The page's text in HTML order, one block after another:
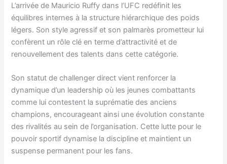
L’arrivée de Mauricio Ruffy dans l’UFC redéfinit les
équilibres internes à la structure hiérarchique des poids
légers. Son style agressif et son palmarès prometteur lui
confèrent un rôle clé en terme d’attractivité et de
renouvellement des talents dans cette catégorie.
Son statut de challenger direct vient renforcer la
dynamique d’un leadership où les jeunes combattants
comme lui contestent la suprématie des anciens
champions, encourageant ainsi une évolution constante
des rivalités au sein de l’organisation. Cette lutte pour le
pouvoir sportif dynamise la discipline et maintient un
suspense permanent pour les fans.